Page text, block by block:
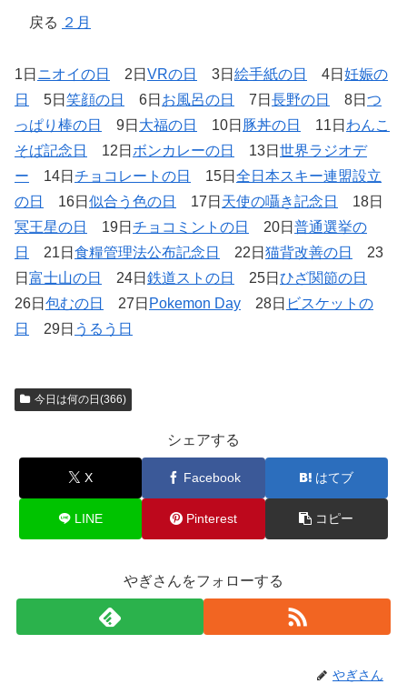
戻る ２月
1日 ニオイの日 2日 VRの日 3日 絵手紙の日 4日 妊娠の
日
5日 笑顔の日 6日 お風呂の日 7日 長野の日 8日 つ
っぱり棒の日
9日 大福の日 10日 豚丼の日 11日 わんこ
そば記念日
12日 ボンカレーの日 13日 世界ラジオデ
ー 14日 チョコレートの日 15日 全日本スキー連盟設立
の日
16日 似合う色の日 17日 天使の囁き記念日
18日
冥王星の日
19日 チョコミントの日 20日 普通選挙の
日
21日 食糧管理法公布記念日 22日 猫背改善の日
23
日 富士山の日 24日 鉄道ストの日 25日 ひざ関節の日
26日 包むの日 27日 Pokemon Day 28日 ビスケットの
日
29日 うるう日
今日は何の日(366)
シェアする
X Facebook はてブ
LINE Pinterest コピー
やぎさんをフォローする
やぎさん